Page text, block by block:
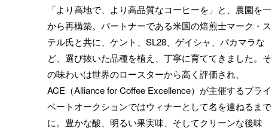
「より高地で、より高品質なコーヒーを」と、農園を一
から再構築。パートナーである米国の焙煎士マーク・ス
テル氏と共に、ケント、SL28、ゲイシャ、パカマラな
ど、選び抜いた品種を植え、丁寧に育ててきました。そ
の味わいは世界のロースターから高く評価され、
ACE（Alliance for Coffee Excellence）が主催するプライ
ベートオークションではウィナーとして名を連ねるまで
に。豊かな酸、明るい果実味、そしてクリーンな後味